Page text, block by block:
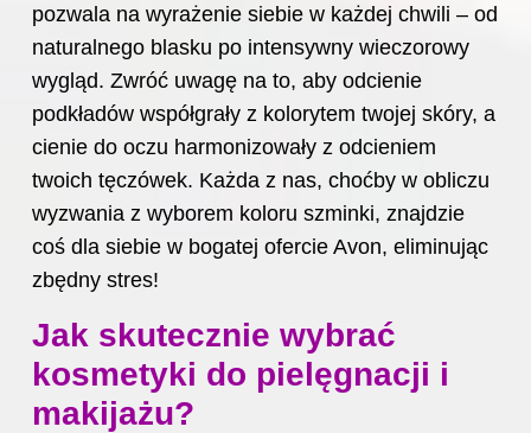
pozwala na wyrażenie siebie w każdej chwili – od
naturalnego blasku po intensywny wieczorowy
wygląd. Zwróć uwagę na to, aby odcienie
podkładów współgrały z kolorytem twojej skóry, a
cienie do oczu harmonizowały z odcieniem
twoich tęczówek. Każda z nas, choćby w obliczu
wyzwania z wyborem koloru szminki, znajdzie
coś dla siebie w bogatej ofercie Avon, eliminując
zbędny stres!
Jak skutecznie wybrać
kosmetyki do pielęgnacji i
makijażu?